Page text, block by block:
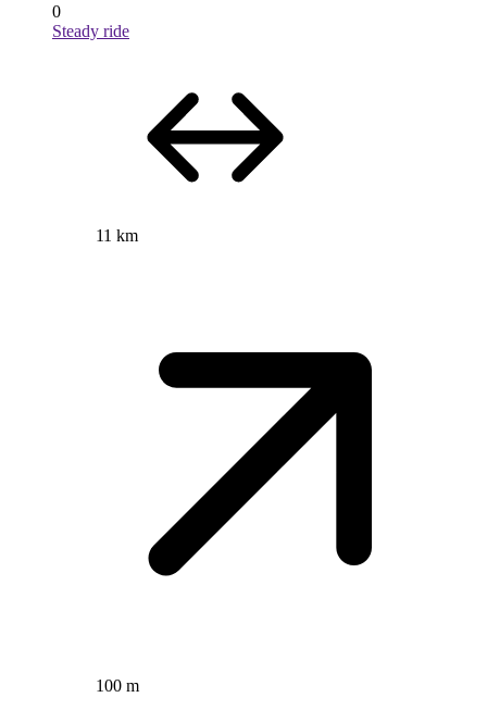
0
Steady ride
11 km
100 m